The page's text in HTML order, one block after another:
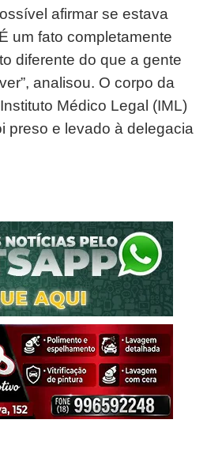
afirmar se estava
um fato completamente
diferente do que a gente
analisou. O corpo da
Médico Legal (IML)
preso e levado à delegacia